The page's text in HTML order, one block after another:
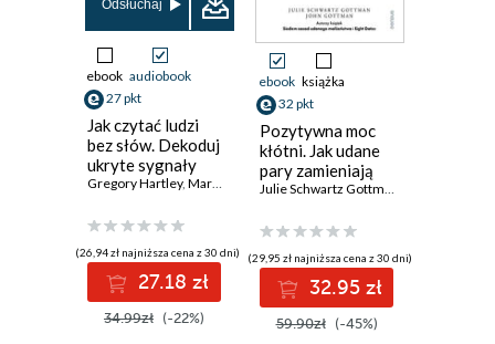
Odsłuchaj
ebook audiobook
27 pkt
Jak czytać ludzi
bez słów. Dekoduj
ukryte sygnały
ciała
Gregory Hartley, Maryann Karinch
(26,94 zł najniższa cena z 30 dni)
27.18 zł
34.99zł (-22%)
ebook książka
32 pkt
Pozytywna moc
kłótni. Jak udane
pary zamieniają
konflikt w więź
(29,95 zł najniższa cena z 30 dni)
32.95 zł
59.90zł (-45%)